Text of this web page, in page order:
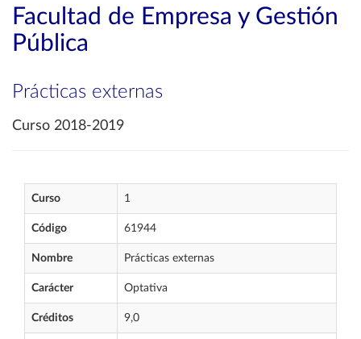
Facultad de Empresa y Gestión
Pública
Prácticas externas
Curso 2018-2019
Curso 1
Código 61944
Nombre Prácticas externas
Carácter Optativa
Créditos 9,0